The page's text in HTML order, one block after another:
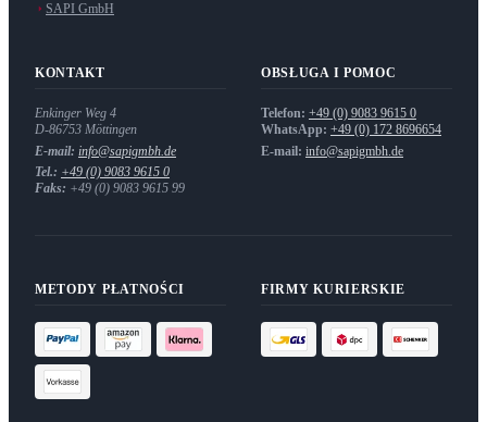
SAPI GmbH
KONTAKT
Enkinger Weg 4
D-86753 Möttingen
E-mail: info@sapigmbh.de
Tel.: +49 (0) 9083 9615 0
Faks: +49 (0) 9083 9615 99
OBSŁUGA I POMOC
Telefon: +49 (0) 9083 9615 0
WhatsApp: +49 (0) 172 8696654
E-mail: info@sapigmbh.de
METODY PŁATNOŚCI FIRMY KURIERSKIE